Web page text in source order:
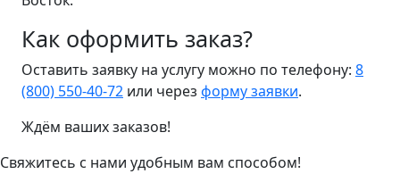
Как оформить заказ?
Оставить заявку на услугу можно по телефону: 8
(800) 550-40-72 или через форму заявки.
Ждём ваших заказов!
Свяжитесь с нами удобным вам способом!